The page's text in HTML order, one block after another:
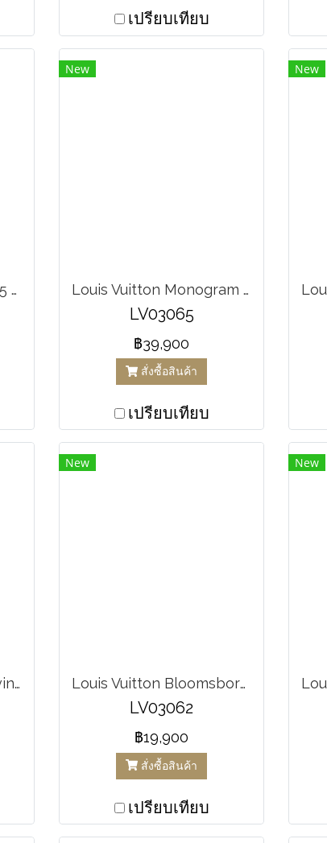
เปรียบเทียบ
Louis Vuitton Speedy 25 Damier Ebene Canvas
New
Louis Vuitton Monogram Shadow Duo Messenger Shoulder Bag
LV03065
฿39,900
สั่งซื้อสินค้า
เปรียบเทียบ
New
Louis Vuitton Cabas Rivington Damier Ebene
New
Louis Vuitton Bloomsbory Crossbody Canvas Damier
LV03062
฿19,900
สั่งซื้อสินค้า
เปรียบเทียบ
New